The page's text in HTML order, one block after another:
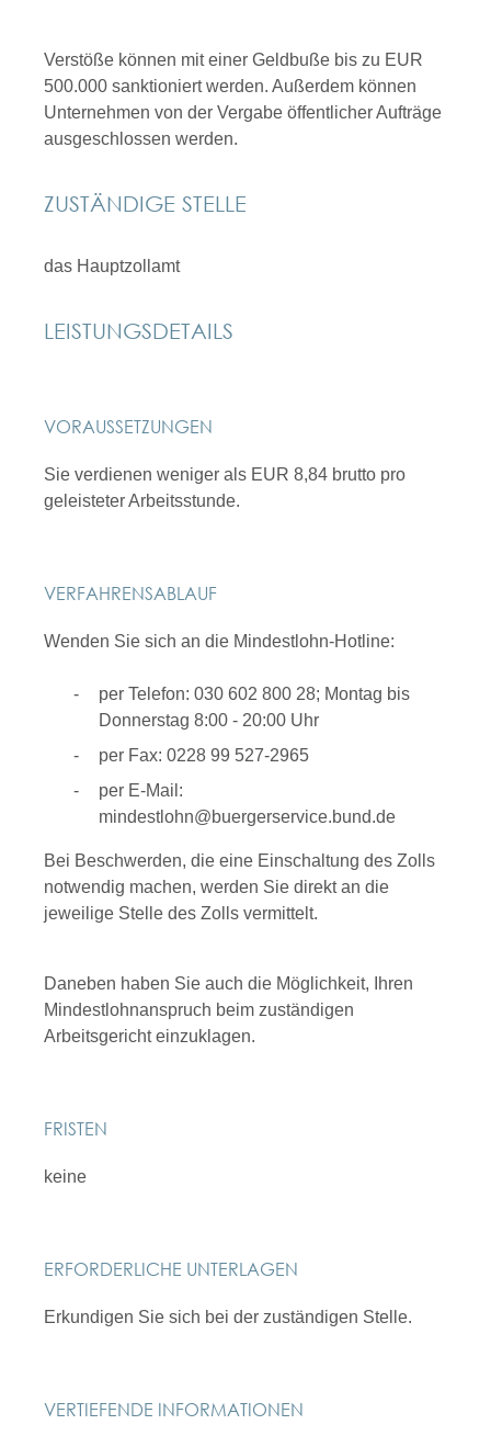
Verstöße können mit einer Geldbuße bis zu EUR
500.000 sanktioniert werden. Außerdem können
Unternehmen von der Vergabe öffentlicher Aufträge
ausgeschlossen werden.
ZUSTÄNDIGE STELLE
das Hauptzollamt
LEISTUNGSDETAILS
VORAUSSETZUNGEN
Sie verdienen weniger als EUR 8,84 brutto pro
geleisteter Arbeitsstunde.
VERFAHRENSABLAUF
Wenden Sie sich an die Mindestlohn-Hotline:
per Telefon: 030 602 800 28; Montag bis
Donnerstag 8:00 - 20:00 Uhr
per Fax: 0228 99 527-2965
per E-Mail:
mindestlohn@buergerservice.bund.de
Bei Beschwerden, die eine Einschaltung des Zolls
notwendig machen, werden Sie direkt an die
jeweilige Stelle des Zolls vermittelt.
Daneben haben Sie auch die Möglichkeit, Ihren
Mindestlohnanspruch beim zuständigen
Arbeitsgericht einzuklagen.
FRISTEN
keine
ERFORDERLICHE UNTERLAGEN
Erkundigen Sie sich bei der zuständigen Stelle.
VERTIEFENDE INFORMATIONEN